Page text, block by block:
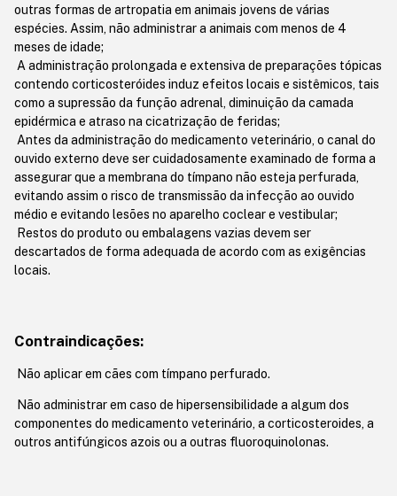
outras formas de artropatia em animais jovens de várias
espécies. Assim, não administrar a animais com menos de 4
meses de idade;
A administração prolongada e extensiva de preparações tópicas
contendo corticosteróides induz efeitos locais e sistêmicos, tais
como a supressão da função adrenal, diminuição da camada
epidérmica e atraso na cicatrização de feridas;
Antes da administração do medicamento veterinário, o canal do
ouvido externo deve ser cuidadosamente examinado de forma a
assegurar que a membrana do tímpano não esteja perfurada,
evitando assim o risco de transmissão da infecção ao ouvido
médio e evitando lesões no aparelho coclear e vestibular;
Restos do produto ou embalagens vazias devem ser
descartados de forma adequada de acordo com as exigências
locais.
Contraindicações:
Não aplicar em cães com tímpano perfurado.
Não administrar em caso de hipersensibilidade a algum dos
componentes do medicamento veterinário, a corticosteroides, a
outros antifúngicos azois ou a outras fluoroquinolonas.